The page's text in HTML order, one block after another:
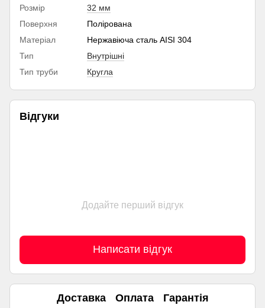
Розмір
32 мм
Поверхня
Полірована
Матеріал
Нержавіюча сталь AISI 304
Тип
Внутрішні
Тип труби
Кругла
Відгуки
Додайте перший відгук
Написати відгук
Доставка Оплата Гарантія